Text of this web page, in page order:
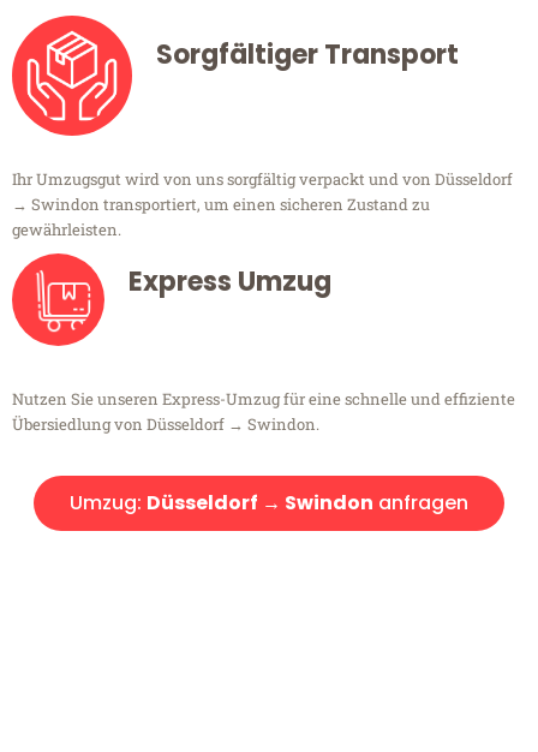
Sorgfältiger Transport
Ihr Umzugsgut wird von uns sorgfältig verpackt und von Düsseldorf
→ Swindon transportiert, um einen sicheren Zustand zu
gewährleisten.
Express Umzug
Nutzen Sie unseren Express-Umzug für eine schnelle und effiziente
Übersiedlung von Düsseldorf → Swindon.
Umzug: Düsseldorf → Swindon anfragen